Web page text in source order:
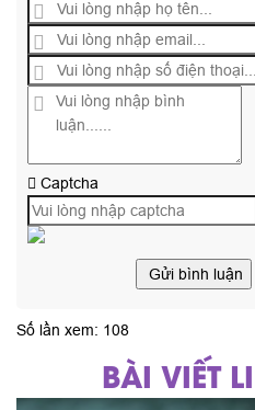
Captcha
Gửi bình luận
Số lần xem: 108
BÀI VIẾT